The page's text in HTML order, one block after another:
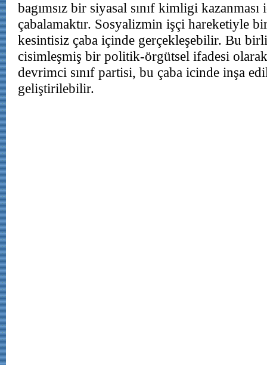
bagımsız bir siyasal sınıf kimligi
çabalamaktır. Sosyalizmin işçi hareketiyle
kesintisiz çaba içinde gerçekleşebilir. Bu
cisimleşmiş bir politik-örgütsel ifadesi
devrimci sınıf partisi, bu çaba icinde inşa
geliştirilebilir.